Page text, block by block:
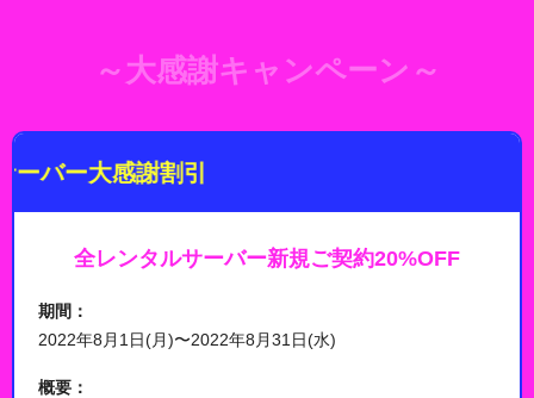
～大感謝キャンペーン～
大感謝割引
全レンタルサーバー新規ご契約20%OFF
期間：
2022年8月1日(月)〜2022年8月31日(水)
概要：